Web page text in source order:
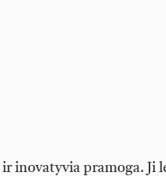
inovatyvia pramoga. Ji